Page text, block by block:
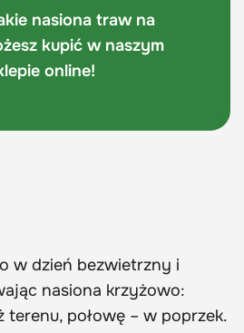
nasiona traw na
kupić w naszym
online!
w dzień bezwietrzny i
nasiona krzyżowo:
terenu, połowę – w poprzek.